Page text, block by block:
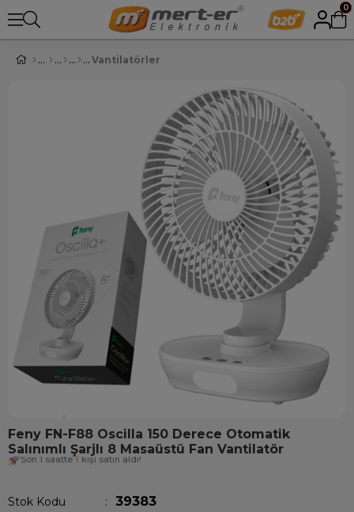
0
Vantilatörler
Feny FN-F88 Oscilla 150 Derece Otomatik
Salınımlı Şarjlı 8 Masaüstü Fan Vantilatör
Son 1 saatte 1 kişi satın aldı!
Stok Kodu 39383